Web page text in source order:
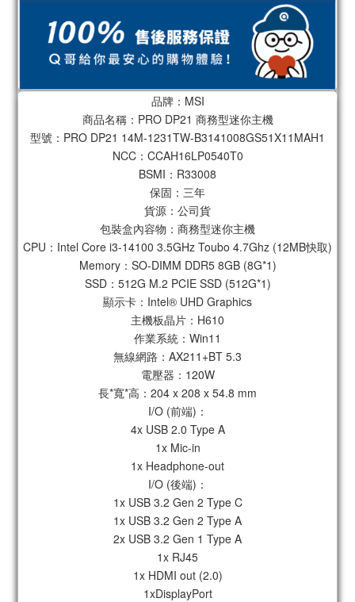
品牌：MSI
商品名稱：PRO DP21 商務型迷你主機
型號：PRO DP21 14M-1231TW-B3141008GS51X11MAH1
NCC：CCAH16LP0540T0
BSMI：R33008
保固：三年
貨源：公司貨
包裝盒內容物：商務型迷你主機
CPU：Intel Core i3-14100 3.5GHz Toubo 4.7Ghz (12MB快取)
Memory：SO-DIMM DDR5 8GB (8G*1)
SSD：512G M.2 PCIE SSD (512G*1)
顯示卡：Intel® UHD Graphics
主機板晶片：H610
作業系統：Win11
無線網路：AX211+BT 5.3
電壓器：120W
長*寬*高：204 x 208 x 54.8 mm
I/O (前端)：
4x USB 2.0 Type A
1x Mic-in
1x Headphone-out
I/O (後端)：
1x USB 3.2 Gen 2 Type C
1x USB 3.2 Gen 2 Type A
2x USB 3.2 Gen 1 Type A
1x RJ45
1x HDMI out (2.0)
1xDisplayPort